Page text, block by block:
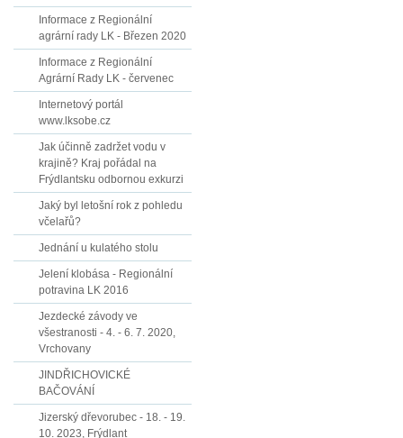
Informace z Regionální
agrární rady LK - Březen 2020
Informace z Regionální
Agrární Rady LK - červenec
Internetový portál
www.lksobe.cz
Jak účinně zadržet vodu v
krajině? Kraj pořádal na
Frýdlantsku odbornou exkurzi
Jaký byl letošní rok z pohledu
včelařů?
Jednání u kulatého stolu
Jelení klobása - Regionální
potravina LK 2016
Jezdecké závody ve
všestranosti - 4. - 6. 7. 2020,
Vrchovany
JINDŘICHOVICKÉ
BAČOVÁNÍ
Jizerský dřevorubec - 18. - 19.
10. 2023, Frýdlant